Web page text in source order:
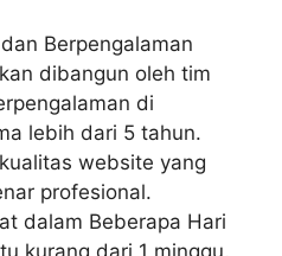
Berpengalaman
dibangun oleh tim
di
lebih dari 5 tahun.
website yang
profesional.
dalam Beberapa Hari
kurang dari 1 minggu,